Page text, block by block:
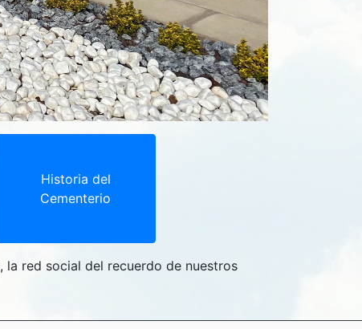
Historia del
Cementerio
, la red social del recuerdo de nuestros